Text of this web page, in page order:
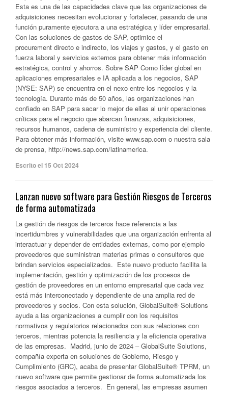
Esta es una de las capacidades clave que las organizaciones de
adquisiciones necesitan evolucionar y fortalecer, pasando de una
función puramente ejecutora a una estratégica y líder empresarial.
Con las soluciones de gastos de SAP, optimice el
procurement directo e indirecto, los viajes y gastos, y el gasto en
fuerza laboral y servicios externos para obtener más información
estratégica, control y ahorros. Sobre SAP Como líder global en
aplicaciones empresariales e IA aplicada a los negocios, SAP
(NYSE: SAP) se encuentra en el nexo entre los negocios y la
tecnología. Durante más de 50 años, las organizaciones han
confiado en SAP para sacar lo mejor de ellas al unir operaciones
críticas para el negocio que abarcan finanzas, adquisiciones,
recursos humanos, cadena de suministro y experiencia del cliente.
Para obtener más información, visite www.sap.com o nuestra sala
de prensa, http://news.sap.com/latinamerica.
Escrito el 15 Oct 2024
Lanzan nuevo software para Gestión Riesgos de Terceros
de forma automatizada
La gestión de riesgos de terceros hace referencia a las
incertidumbres y vulnerabilidades que una organización enfrenta al
interactuar y depender de entidades externas, como por ejemplo
proveedores que suministran materias primas o consultores que
brindan servicios especializados. Este nuevo producto facilita la
implementación, gestión y optimización de los procesos de
gestión de proveedores en un entorno empresarial que cada vez
está más interconectado y dependiente de una amplia red de
proveedores y socios. Con esta solución, GlobalSuite® Solutions
ayuda a las organizaciones a cumplir con los requisitos
normativos y regulatorios relacionados con sus relaciones con
terceros, mientras potencia la resiliencia y la eficiencia operativa
de las empresas. Madrid, junio de 2024 – GlobalSuite Solutions,
compañía experta en soluciones de Gobierno, Riesgo y
Cumplimiento (GRC), acaba de presentar GlobalSuite® TPRM, un
nuevo software que permite gestionar de forma automatizada los
riesgos asociados a terceros. En general, las empresas asumen